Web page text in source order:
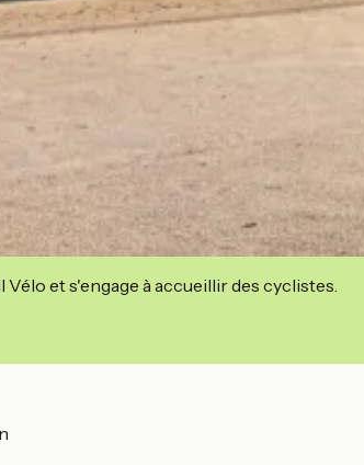
Vélo et s'engage à accueillir des cyclistes.